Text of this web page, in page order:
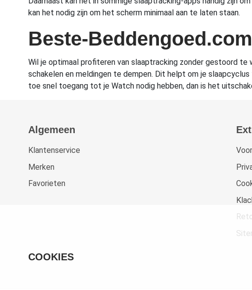
kan het nodig zijn om het scherm minimaal aan te laten staan.
Beste-
Wil je optimaal profiteren van slaaptracking zonder gestoord
schakelen en meldingen te dempen. Dit helpt om je
toe snel toegang tot je Watch nodig hebben, dan is het
Algemeen
Klantenservice
Merken
Favorieten
COOKIES